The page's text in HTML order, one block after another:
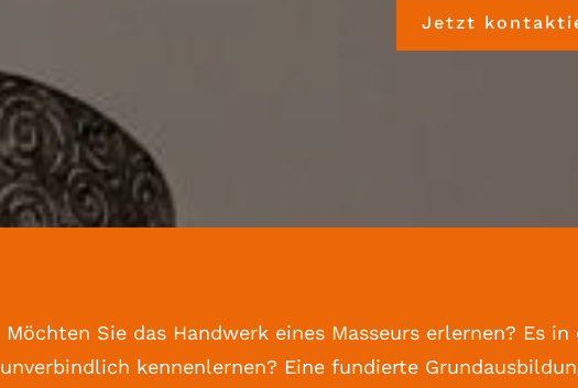
Jetzt
Möchten Sie das Handwerk eines Masseurs erlernen? Es
unverbindlich kennenlernen? Eine fundierte